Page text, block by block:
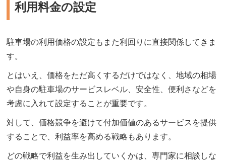
利用料金の設定
駐車場の利用価格の設定もまた利回りに直接関係してきま
す。
とはいえ、価格をただ高くするだけではなく、地域の相場
や自身の駐車場のサービスレベル、安全性、便利さなどを
考慮に入れて設定することが重要です。
対して、価格競争を避けて付加価値のあるサービスを提供
することで、利益率を高める戦略もあります。
どの戦略で利益を生み出していくかは、専門家に相談しな